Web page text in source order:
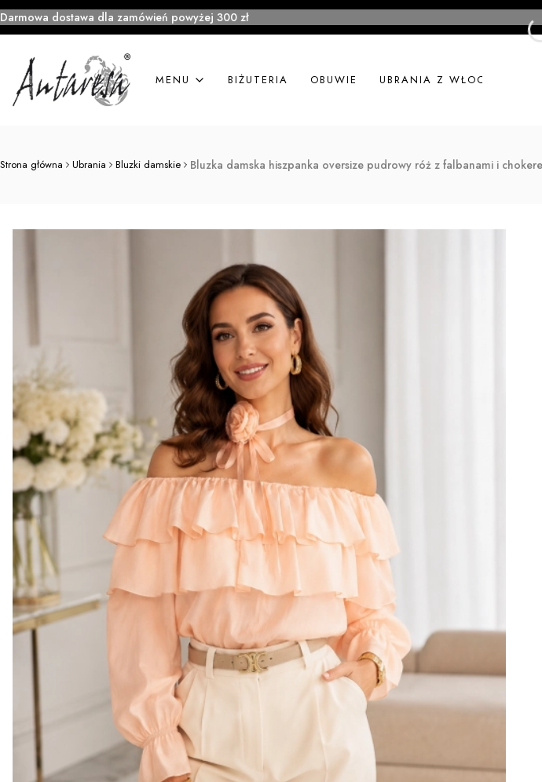
Darmowa dostawa dla zamówień powyżej 300 zł
MENU BIŻUTERIA OBUWIE UBRANIA Z WŁOCH
Strona główna Ubrania Bluzki damskie Bluzka damska hiszpanka oversize pudrowy róż z falbanami i